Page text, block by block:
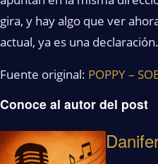
gira, y hay algo que ver
actual, ya es una declaración.
Fuente original: POPPY –
Conoce al autor del post